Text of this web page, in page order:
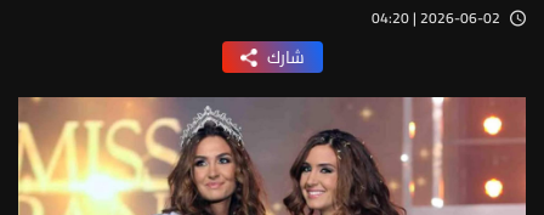
2026-06-02 | 04:20
شارك